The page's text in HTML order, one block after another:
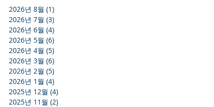
2026년 8월 (1)
2026년 7월 (3)
2026년 6월 (4)
2026년 5월 (6)
2026년 4월 (5)
2026년 3월 (6)
2026년 2월 (5)
2026년 1월 (4)
2025년 12월 (4)
2025년 11월 (2)